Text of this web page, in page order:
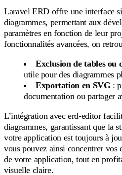
Laravel ERD offre une interface
diagrammes, permettant aux
paramètres en fonction de leur
fonctionnalités avancées, on
Exclusion de tables ou
utile pour des diagrammes
Exportation en SVG:
documentation ou partager
L’intégration avec erd-editor
diagrammes, garantissant que la
votre application est toujours à
vous pouvez ainsi concentrer
de votre application, tout en
visuelle claire.